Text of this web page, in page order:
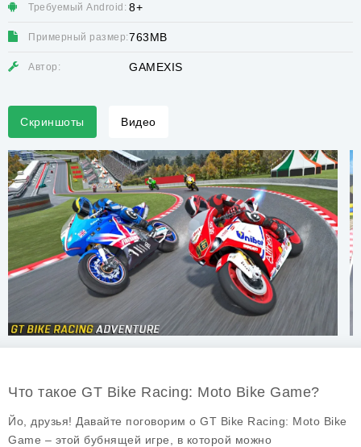
Требуемый Android: 8+
Примерный размер:763MB
Автор: GAMEXIS
Скриншоты Видео
Что такое GT Bike Racing: Moto Bike Game?
Йо, друзья! Давайте поговорим о GT Bike Racing: Moto Bike
Game – этой бубнящей игре, в которой можно